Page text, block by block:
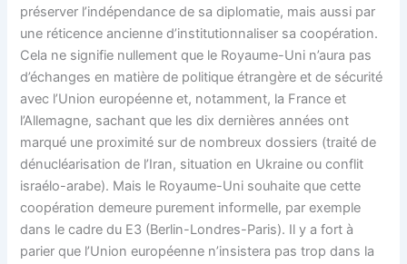
préserver l’indépendance de sa diplomatie, mais aussi par
une réticence ancienne d’institutionnaliser sa coopération.
Cela ne signifie nullement que le Royaume-Uni n’aura pas
d’échanges en matière de politique étrangère et de sécurité
avec l’Union européenne et, notamment, la France et
l’Allemagne, sachant que les dix dernières années ont
marqué une proximité sur de nombreux dossiers (traité de
dénucléarisation de l’Iran, situation en Ukraine ou conflit
israélo-arabe). Mais le Royaume-Uni souhaite que cette
coopération demeure purement informelle, par exemple
dans le cadre du E3 (Berlin-Londres-Paris). Il y a fort à
parier que l’Union européenne n’insistera pas trop dans la